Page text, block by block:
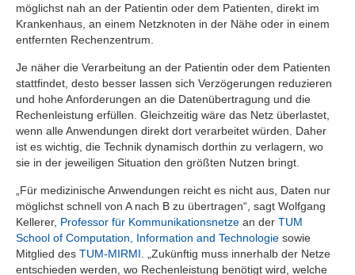
möglichst nah an der Patientin oder dem Patienten, direkt im
Krankenhaus, an einem Netzknoten in der Nähe oder in einem
entfernten Rechenzentrum.
Je näher die Verarbeitung an der Patientin oder dem Patienten
stattfindet, desto besser lassen sich Verzögerungen reduzieren
und hohe Anforderungen an die Datenübertragung und die
Rechenleistung erfüllen. Gleichzeitig wäre das Netz überlastet,
wenn alle Anwendungen direkt dort verarbeitet würden. Daher
ist es wichtig, die Technik dynamisch dorthin zu verlagern, wo
sie in der jeweiligen Situation den größten Nutzen bringt.
„Für medizinische Anwendungen reicht es nicht aus, Daten nur
möglichst schnell von A nach B zu übertragen“, sagt Wolfgang
Kellerer, Professor für Kommunikationsnetze an der TUM
School of Computation, Information and Technologie sowie
Mitglied des TUM-MIRMI . „Zukünftig muss innerhalb der Netze
entschieden werden, wo Rechenleistung benötigt wird, welche